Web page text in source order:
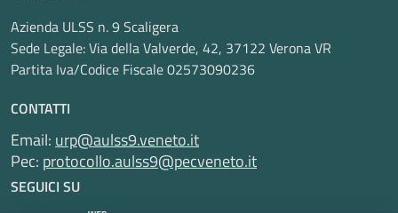
Azienda ULSS n. 9 Scaligera
Sede Legale: Via della Valverde, 42, 37122 Verona VR
Partita Iva/Codice Fiscale 02573090236
CONTATTI
Email: urp@aulss9.veneto.it
Pec: protocollo.aulss9@pecveneto.it
SEGUICI SU